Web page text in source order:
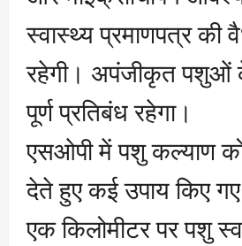
स्वास्थ्य प्रमाणपत्र की
रहेगी। अपंजीकृत पशुओं
पूर्ण प्रतिबंध रहेगा।
एसओपी में पशु कल्याण
देते हुए कई उपाय किए
एक किलोमीटर पर पशु